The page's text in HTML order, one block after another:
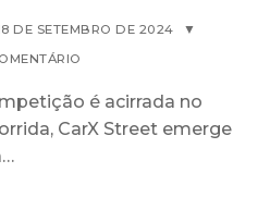
DE SETEMBRO DE 2024
▼
é acirrada no
CarX Street emerge